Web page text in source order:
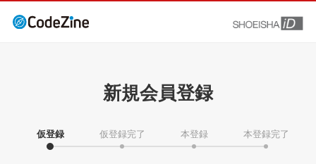
新規会員登録
仮登録 仮登録完了 本登録 本登録完了